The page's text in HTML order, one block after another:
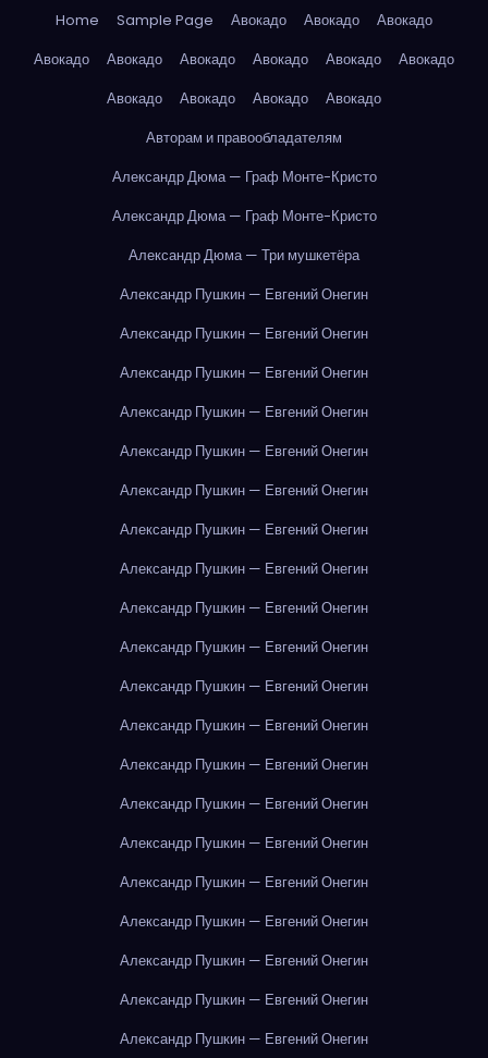
Home Sample Page Авокадо Авокадо
Авокадо
Авокадо
Авокадо Авокадо Авокадо Авокадо
Авокадо
Авокадо
Авокадо Авокадо
Авокадо
Авторам и правообладателям
Александр Дюма — Граф Монте-Кристо
Александр Дюма — Граф Монте-Кристо
Александр Дюма — Три мушкетёра
Александр Пушкин — Евгений Онегин
Александр Пушкин — Евгений Онегин
Александр Пушкин — Евгений Онегин
Александр Пушкин — Евгений Онегин
Александр Пушкин — Евгений Онегин
Александр Пушкин — Евгений Онегин
Александр Пушкин — Евгений Онегин
Александр Пушкин — Евгений Онегин
Александр Пушкин — Евгений Онегин
Александр Пушкин — Евгений Онегин
Александр Пушкин — Евгений Онегин
Александр Пушкин — Евгений Онегин
Александр Пушкин — Евгений Онегин
Александр Пушкин — Евгений Онегин
Александр Пушкин — Евгений Онегин
Александр Пушкин — Евгений Онегин
Александр Пушкин — Евгений Онегин
Александр Пушкин — Евгений Онегин
Александр Пушкин — Евгений Онегин
Александр Пушкин — Евгений Онегин